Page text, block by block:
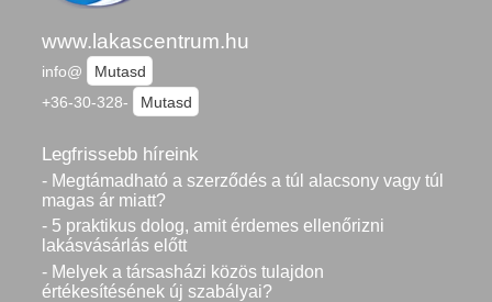
www.lakascentrum.hu
info@
Mutasd
+36-30-328-
Mutasd
Legfrissebb híreink
- Megtámadható a szerződés a túl alacsony vagy túl
magas ár miatt?
- 5 praktikus dolog, amit érdemes ellenőrizni
lakásvásárlás előtt
- Melyek a társasházi közös tulajdon
értékesítésének új szabályai?